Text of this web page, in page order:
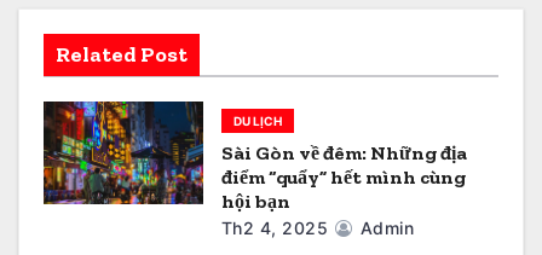
à
i
v
i
Related Post
DU LỊCH
Sài Gòn về đêm: Những địa
điểm “quẩy” hết mình cùng
hội bạn
Th2 4, 2025 Admin